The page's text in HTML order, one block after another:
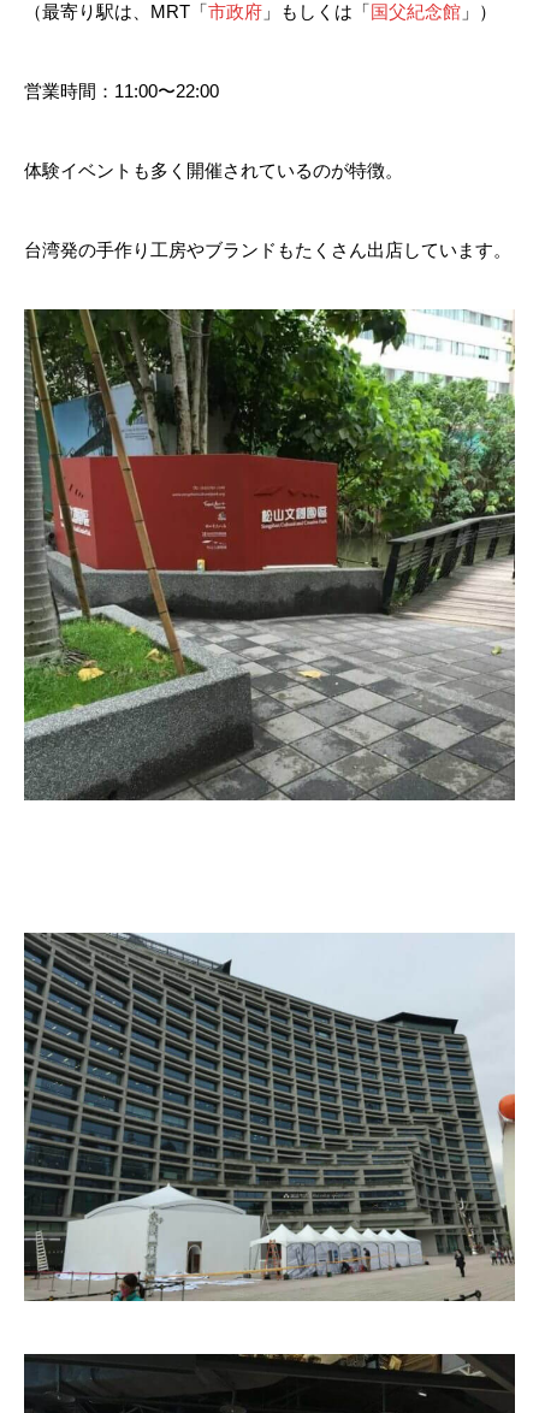
（最寄り駅は、MRT「 市政府 」もしくは「 国父紀念館 」）
営業時間：11:00〜22:00
体験イベントも多く開催されているのが特徴。
台湾発の手作り工房やブランドもたくさん出店しています。